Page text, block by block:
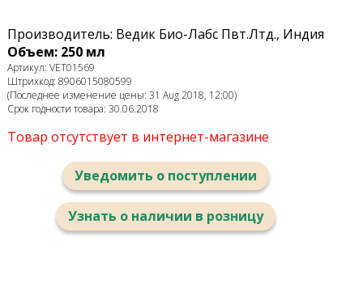
Производитель: Ведик Био-Лабс Пвт.Лтд., Индия
Объем: 250 мл
Артикул: VET01569
Штрихкод: 8906015080599
(Последнее изменение цены: 31 Aug 2018, 12:00)
Срок годности товара: 30.06.2018
Товар отсутствует в интернет-магазине
Уведомить о поступлении
Узнать о наличии в розницу